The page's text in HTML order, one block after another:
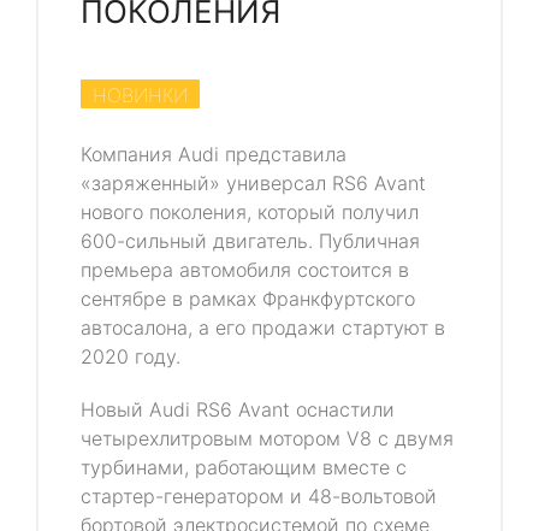
ПОКОЛЕНИЯ
НОВИНКИ
Компания Audi представила
«заряженный» универсал RS6 Avant
нового поколения, который получил
600-сильный двигатель. Публичная
премьера автомобиля состоится в
сентябре в рамках Франкфуртского
автосалона, а его продажи стартуют в
2020 году.
Новый Audi RS6 Avant оснастили
четырехлитровым мотором V8 с двумя
турбинами, работающим вместе с
стартер-генератором и 48-вольтовой
бортовой электросистемой по схеме